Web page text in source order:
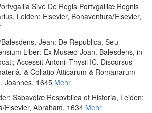
Sive De Regis Portvgalliæ Regnis
, Leiden: Elsevier, Bonaventura/Elsevier,
Balesdens, Jean: De Republica, Seu
Liber: Ex Musæo Joan. Balesdens, in
Accessit Antonii Thysii IC. Discursus
& Collatio Atticarum & Romanarum
Joannes, 1645 Mehr
: Sabavdiæ Respvblica et Historia, Leiden:
Elsevier, Abraham, 1634 Mehr